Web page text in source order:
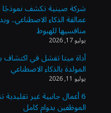
وزير الاستثمار:
الأنشطة المالية عابرة
الاستثمارية
الذهب يسجل أعلى
من تراجع الدولار
شركة صينية تكشف
عمالقة الذكاء الاصطناعي..
منافسيها للهبوط
يوليو 17, 2026
أداة ميتا تفشل في
المولدة بالذكاء الاصطناعي
يوليو 11, 2026
6 أعمال جانبية غير
الموظفين بدوام كامل